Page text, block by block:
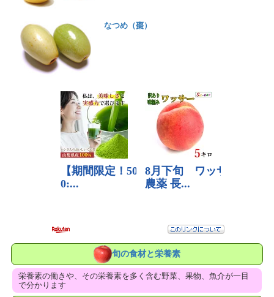
なつめ（棗）
旬の食材と栄養素
栄養素の働きや、その栄養素を多く含む野菜、果物、魚介が一目
で分かります